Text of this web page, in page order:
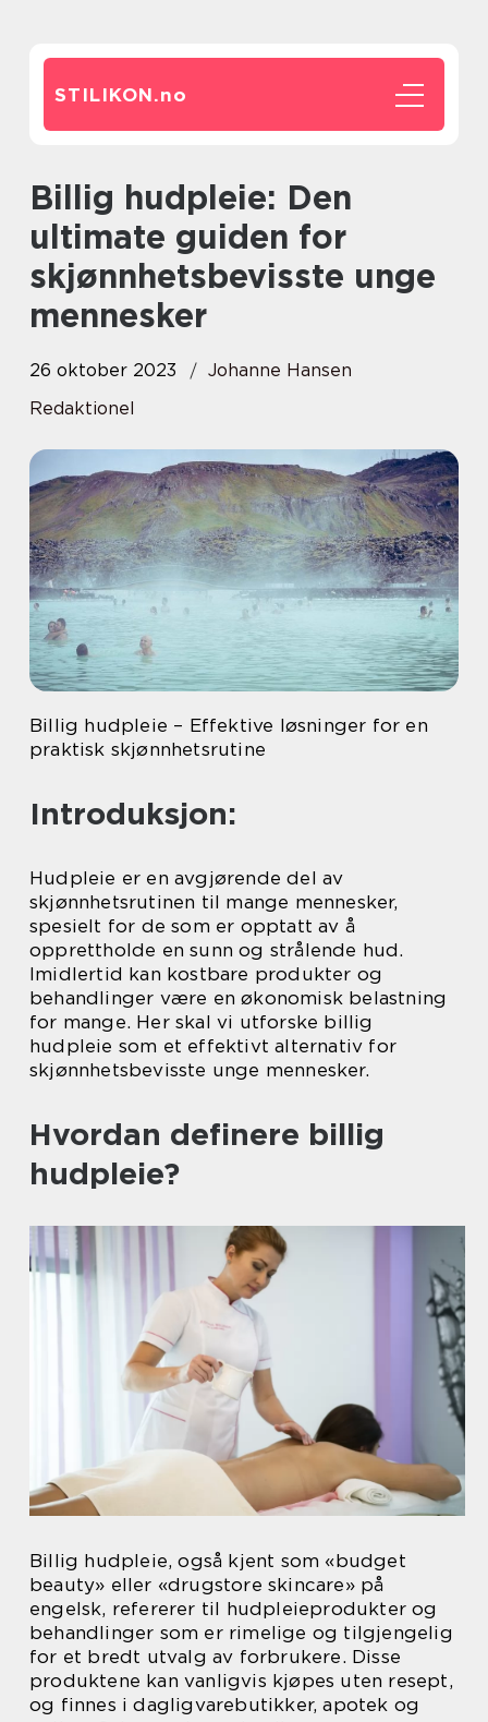
STILIKON.no
Billig hudpleie: Den
ultimate guiden for
skjønnhetsbevisste unge
mennesker
26 oktober 2023
Johanne Hansen
Redaktionel
Billig hudpleie – Effektive løsninger for en
praktisk skjønnhetsrutine
Introduksjon:
Hudpleie er en avgjørende del av
skjønnhetsrutinen til mange mennesker,
spesielt for de som er opptatt av å
opprettholde en sunn og strålende hud.
Imidlertid kan kostbare produkter og
behandlinger være en økonomisk belastning
for mange. Her skal vi utforske billig
hudpleie som et effektivt alternativ for
skjønnhetsbevisste unge mennesker.
Hvordan definere billig
hudpleie?
Billig hudpleie, også kjent som «budget
beauty» eller «drugstore skincare» på
engelsk, refererer til hudpleieprodukter og
behandlinger som er rimelige og tilgjengelig
for et bredt utvalg av forbrukere. Disse
produktene kan vanligvis kjøpes uten resept,
og finnes i dagligvarebutikker, apotek og